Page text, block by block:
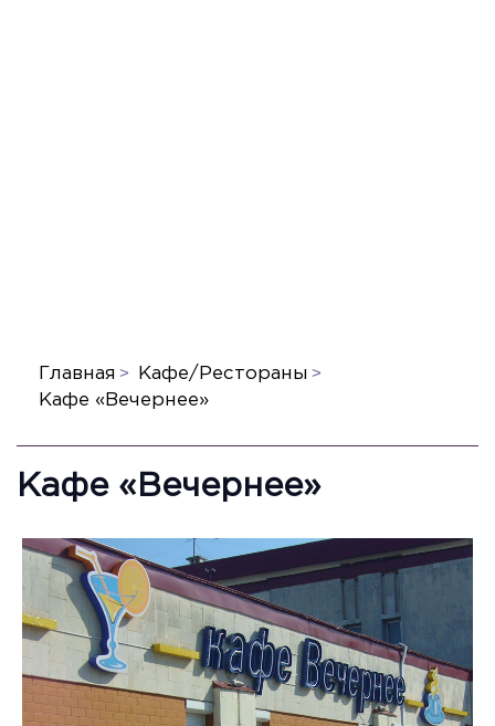
Главная
Кафе/Рестораны
Кафе «Вечернее»
Кафе «Вечернее»